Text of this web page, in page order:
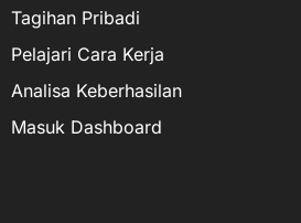
Tagihan Pribadi
Pelajari Cara Kerja
Analisa Keberhasilan
Masuk Dashboard